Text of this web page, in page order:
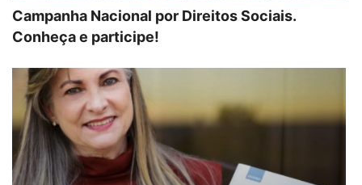
Campanha Nacional por Direitos Sociais.
Conheça e participe!